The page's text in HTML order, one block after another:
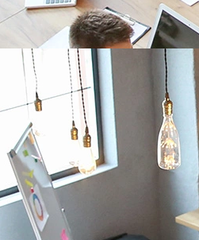
de cuisine
de la peinture sur des
de cuisines
NOS SOLUTIONS